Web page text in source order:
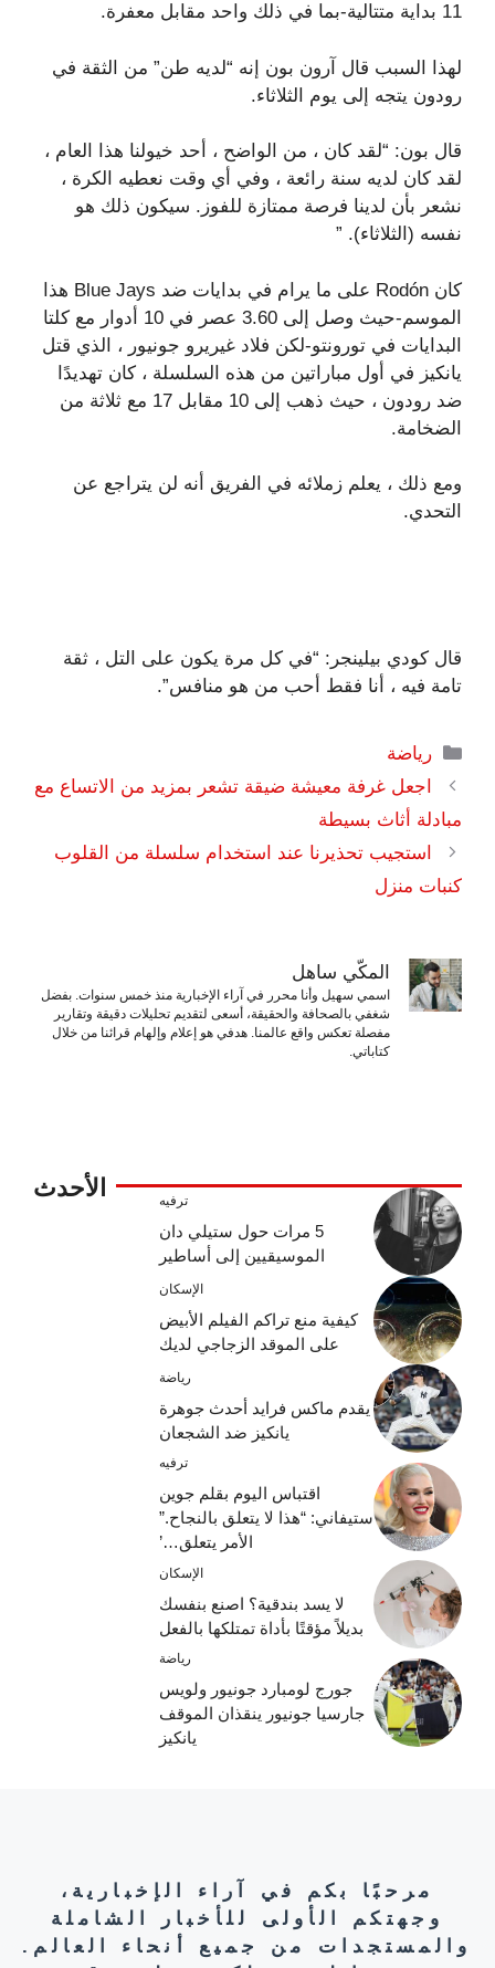
11 بداية متتالية-بما في ذلك واحد مقابل معفرة.
لهذا السبب قال آرون بون إنه “لديه طن” من الثقة في
رودون يتجه إلى يوم الثلاثاء.
قال بون: “لقد كان ، من الواضح ، أحد خيولنا هذا العام ،
لقد كان لديه سنة رائعة ، وفي أي وقت نعطيه الكرة ،
نشعر بأن لدينا فرصة ممتازة للفوز. سيكون ذلك هو
نفسه (الثلاثاء). ”
كان Rodón على ما يرام في بدايات ضد Blue Jays هذا
الموسم-حيث وصل إلى 3.60 عصر في 10 أدوار مع كلتا
البدايات في تورونتو-لكن فلاد غيريرو جونيور ، الذي قتل
يانكيز في أول مباراتين من هذه السلسلة ، كان تهديدًا
ضد رودون ، حيث ذهب إلى 10 مقابل 17 مع ثلاثة من
الضخامة.
ومع ذلك ، يعلم زملائه في الفريق أنه لن يتراجع عن
التحدي.
قال كودي بيلينجر: “في كل مرة يكون على التل ، ثقة
تامة فيه ، أنا فقط أحب من هو منافس”.
التصنيفات
رياضة
اجعل غرفة معيشة ضيقة تشعر بمزيد من الاتساع مع
مبادلة أثاث بسيطة
استجيب تحذيرنا عند استخدام سلسلة من القلوب
كنبات منزل
المكّي ساهل
اسمي سهيل وأنا محرر في آراء الإخبارية منذ خمس سنوات. بفضل
شغفي بالصحافة والحقيقة، أسعى لتقديم تحليلات دقيقة وتقارير
مفصلة تعكس واقع عالمنا. هدفي هو إعلام وإلهام قرائنا من خلال
كتاباتي.
الأحدث ترفيه
5 مرات حول ستيلي دان
الموسيقيين إلى أساطير
الإسكان
كيفية منع تراكم الفيلم الأبيض
على الموقد الزجاجي لديك
رياضة
يقدم ماكس فرايد أحدث جوهرة
يانكيز ضد الشجعان
ترفيه
اقتباس اليوم بقلم جوين
ستيفاني: “هذا لا يتعلق بالنجاح.”
الأمر يتعلق…’
الإسكان
لا يسد بندقية؟ اصنع بنفسك
بديلاً مؤقتًا بأداة تمتلكها بالفعل
رياضة
جورج لومبارد جونيور ولويس
جارسيا جونيور ينقذان الموقف
يانكيز
مرحبًا بكم في آراء الإخبارية،
وجهتكم الأولى للأخبار الشاملة
والمستجدات من جميع أنحاء العالم.